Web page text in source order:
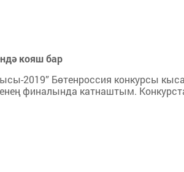
кояш бар
2019” Бөтенроссия конкурсы
финалында катнаштым.